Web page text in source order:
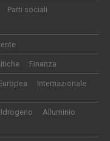
Parti sociali
Finanza
Internazionale
Idrogeno
Alluminio